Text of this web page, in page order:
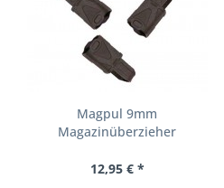
Magpul 9mm
Magazinüberzieher
12,95 € *